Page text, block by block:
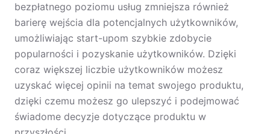
bezpłatnego poziomu usług zmniejsza również
barierę wejścia dla potencjalnych użytkowników,
umożliwiając start-upom szybkie zdobycie
popularności i pozyskanie użytkowników. Dzięki
coraz większej liczbie użytkowników możesz
uzyskać więcej opinii na temat swojego produktu,
dzięki czemu możesz go ulepszyć i podejmować
świadome decyzje dotyczące produktu w